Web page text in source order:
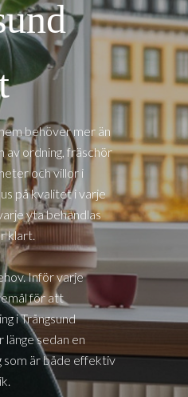
behöver mer än
av ordning, fräschör
och villor i
på kvalitet i varje
yta behandlas
klart.
Inför varje
för att
iTrångsund
sedan en
som är både effektiv